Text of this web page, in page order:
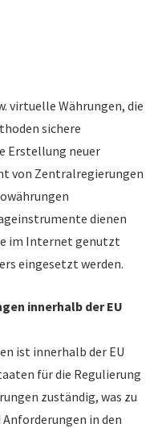
virtuelle Währungen, die
sichere
Erstellung neuer
von Zentralregierungen
dienen
im Internet genutzt
eingesetzt werden.
innerhalb der EU
ist innerhalb der EU
für die Regulierung
zuständig, was zu
in den